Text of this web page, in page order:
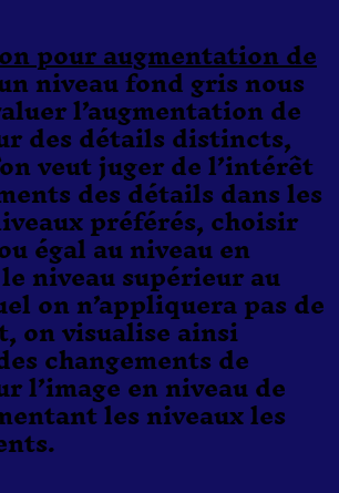
pour augmentation de
niveau fond gris nous
l’augmentation de
des détails distincts,
veut juger de l’intérêt
des détails dans les
préférés, choisir
égal au niveau en
niveau supérieur au
on n’appliquera pas de
on visualise ainsi
changements de
l’image en niveau de
les niveaux les